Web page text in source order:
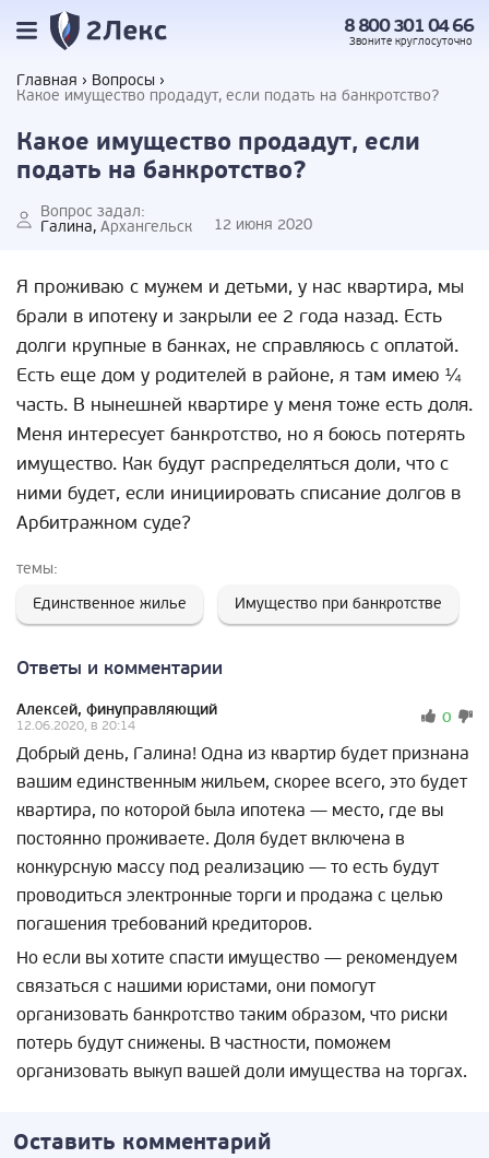
8 800 301 04 66
Звоните круглосуточно
Главная
Вопросы
Какое имущество продадут, если подать на банкротство?
Какое имущество продадут, если
подать на банкротство?
Вопрос задал:
Галина, Архангельск 12 июня 2020
Я проживаю с мужем и детьми, у нас квартира, мы
брали в ипотеку и закрыли ее 2 года назад. Есть
долги крупные в банках, не справляюсь с оплатой.
Есть еще дом у родителей в районе, я там имею ¼
часть. В нынешней квартире у меня тоже есть доля.
Меня интересует банкротство, но я боюсь потерять
имущество. Как будут распределяться доли, что с
ними будет, если инициировать списание долгов в
Арбитражном суде?
темы:
Единственное жилье
Имущество при банкротстве
Ответы и комментарии
Алексей, финуправляющий
12.06.2020, в 20:14 0
Добрый день, Галина! Одна из квартир будет признана
вашим единственным жильем, скорее всего, это будет
квартира, по которой была ипотека — место, где вы
постоянно проживаете. Доля будет включена в
конкурсную массу под реализацию — то есть будут
проводиться электронные торги и продажа с целью
погашения требований кредиторов.
Но если вы хотите спасти имущество — рекомендуем
связаться с нашими юристами, они помогут
организовать банкротство таким образом, что риски
потерь будут снижены. В частности, поможем
организовать выкуп вашей доли имущества на торгах.
Оставить комментарий